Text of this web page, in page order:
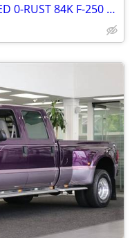
1999 FORD F-250 V-10 4X4 5-SPEED 0-RUST 84K F-250 F350 2000 2001 2002